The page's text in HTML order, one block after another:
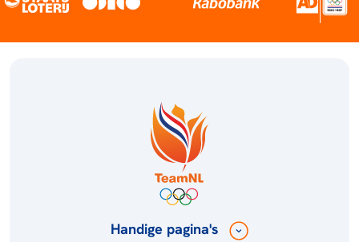
Handige pagina's